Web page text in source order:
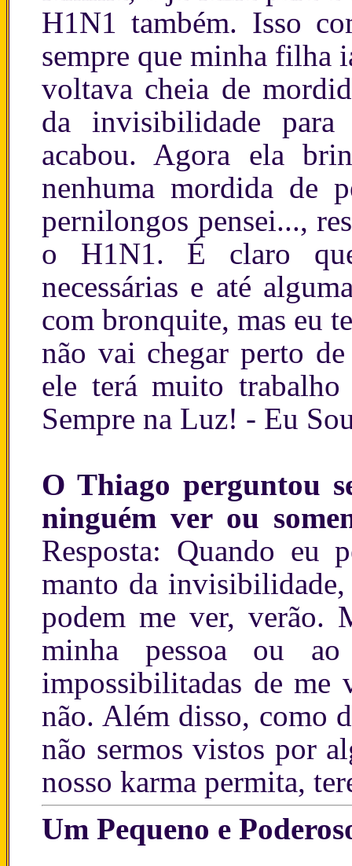
H1N1 também. Isso
sempre que minha filha
voltava cheia de
da invisibilidade
acabou. Agora ela
nenhuma mordida de
pernilongos pensei...,
o H1N1. É claro
necessárias e até
com bronquite, mas eu
não vai chegar perto
ele terá muito
Sempre na Luz! - Eu
O Thiago perguntou
ninguém ver ou
Resposta: Quando eu
manto da invisibilidade,
podem me ver, verão.
minha pessoa ou
impossibilitadas de me
não. Além disso, como
não sermos vistos por
nosso karma permita,
Um Pequeno e